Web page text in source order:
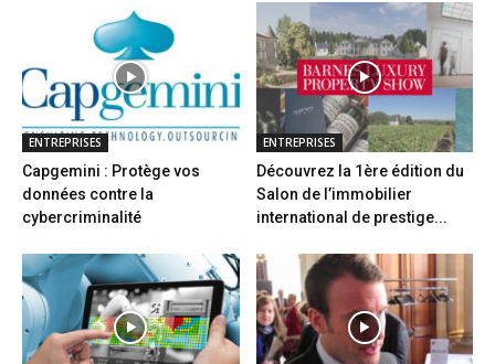
ENTREPRISES
Capgemini : Protège vos
données contre la
cybercriminalité
ENTREPRISES
Découvrez la 1ère édition du
Salon de l’immobilier
international de prestige...